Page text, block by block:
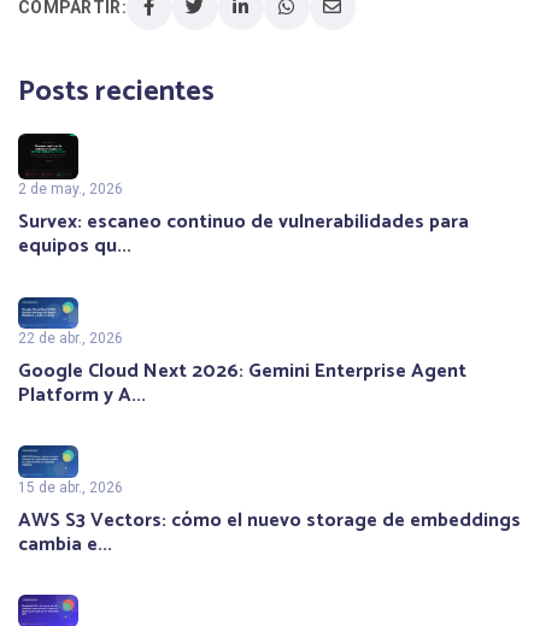
COMPARTIR:
Posts recientes
2 de may., 2026
Survex: escaneo continuo de vulnerabilidades para
equipos qu...
22 de abr., 2026
Google Cloud Next 2026: Gemini Enterprise Agent
Platform y A...
15 de abr., 2026
AWS S3 Vectors: cómo el nuevo storage de embeddings
cambia e...